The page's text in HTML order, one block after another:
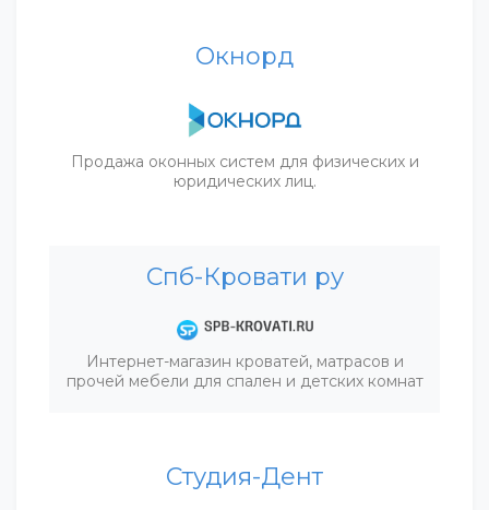
Окнорд
Продажа оконных систем для физических и
юридических лиц.
Спб-Кровати ру
Интернет-магазин кроватей, матрасов и
прочей мебели для спален и детских комнат
Студия-Дент